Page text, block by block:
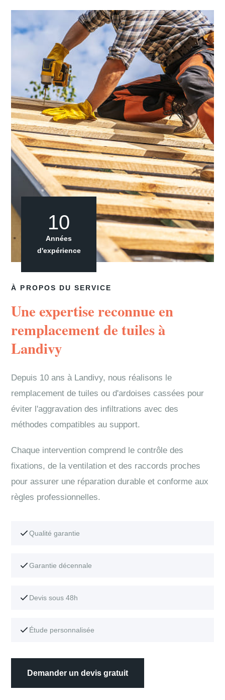
À PROPOS DU SERVICE
Une expertise reconnue en
remplacement de tuiles à
Landivy
Depuis 10 ans à Landivy, nous réalisons le
remplacement de tuiles ou d'ardoises cassées pour
éviter l'aggravation des infiltrations avec des
méthodes compatibles au support.
Chaque intervention comprend le contrôle des
fixations, de la ventilation et des raccords proches
pour assurer une réparation durable et conforme aux
règles professionnelles.
Qualité garantie
Garantie décennale
Devis sous 48h
Étude personnalisée
Demander un devis gratuit
10
Années
d'expérience